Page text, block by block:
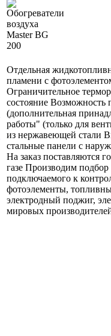
Отдельная
пламени с
Ограничительное
состояние Возможность
(дополнительная
работы" (только для
из нержавеющей стали
стальные панели с
На заказ поставляются
газе Производим
подключаемого к
фотоэлементы,
электродный поджиг,
мировых